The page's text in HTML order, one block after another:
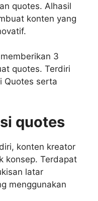
quotes. Alhasil
konten yang
3
quotes. Terdiri
Quotes serta
quotes
konten kreator
konsep. Terdapat
latar
menggunakan